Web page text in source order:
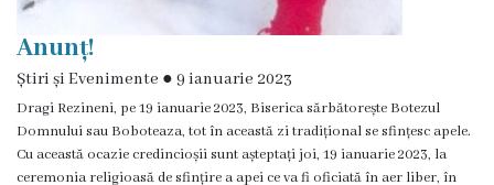
Consiliului
Ședința
consiliului
Anunț!
Știri și Evenimente ● 9 ianuarie 2023
Dragi Rezineni, pe 19 ianuarie 2023, Biserica sărbătorește Botezul
Domnului sau Boboteaza, tot în această zi tradițional se sfințesc apele.
Cu această ocazie credincioșii sunt așteptați joi, 19 ianuarie 2023, la
ceremonia religioasă de sfințire a apei ce va fi oficiată în aer liber, în